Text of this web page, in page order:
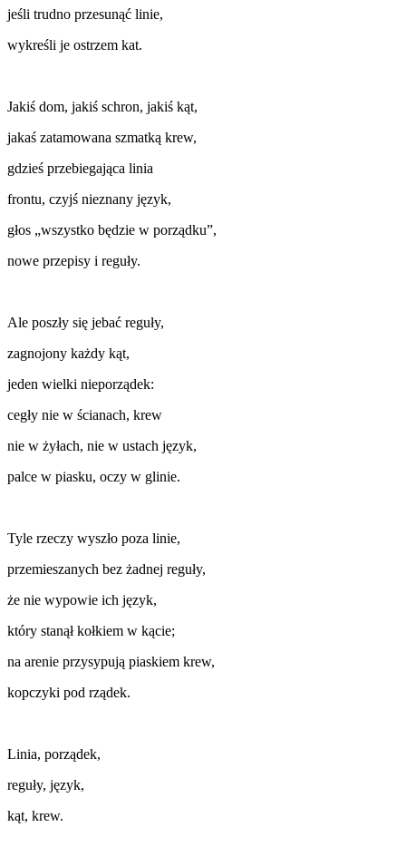
jeśli trudno przesunąć linie,
wykreśli je ostrzem kat.
Jakiś dom, jakiś schron, jakiś kąt,
jakaś zatamowana szmatką krew,
gdzieś przebiegająca linia
frontu, czyjś nieznany język,
głos „wszystko będzie w porządku”,
nowe przepisy i reguły.
Ale poszły się jebać reguły,
zagnojony każdy kąt,
jeden wielki nieporządek:
cegły nie w ścianach, krew
nie w żyłach, nie w ustach język,
palce w piasku, oczy w glinie.
Tyle rzeczy wyszło poza linie,
przemieszanych bez żadnej reguły,
że nie wypowie ich język,
który stanął kołkiem w kącie;
na arenie przysypują piaskiem krew,
kopczyki pod rządek.
Linia, porządek,
reguły, język,
kąt, krew.